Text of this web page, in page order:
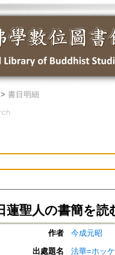
書目明細
蓮聖人の書簡を読
作者
今成元昭
出處題名
法華=ホッケ